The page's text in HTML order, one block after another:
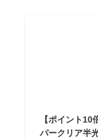
【ポイント
パークリア半